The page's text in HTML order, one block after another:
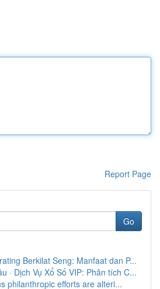
Report Page
Go
Berkilat Seng: Manfaat dan P...
· Dịch Vụ Xổ Số VIP: Phân tích C...
philanthropic efforts are alteri...